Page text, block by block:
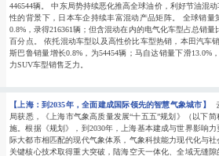
446544辆。 中东局势持续恶化推高全球油价，利好节油混
性的背景下，日本车企持续丰富混动产品矩阵。 全球销量
0.8%，录得216361辆；但含混动在内的电气化车型占总销量
百分点。 依托混动车型以及高性价比车型热销，本田汽车
斯巴鲁销量增长0.8%，为54454辆；马自达销量下滑13.0%
力SUV车型销售乏力。
【上海：到2035年，全面建成国际领先的智慧气象城市】
局获悉，《上海市气象高质量发展“十五五”规划》（以下
施。根据《规划》，到2030年，上海基本建成与世界影响
际大都市相匹配的现代气象体系，气象科技能力现代化与
关键核心技术取得重大突破，陆海空天一体化、全域无缝